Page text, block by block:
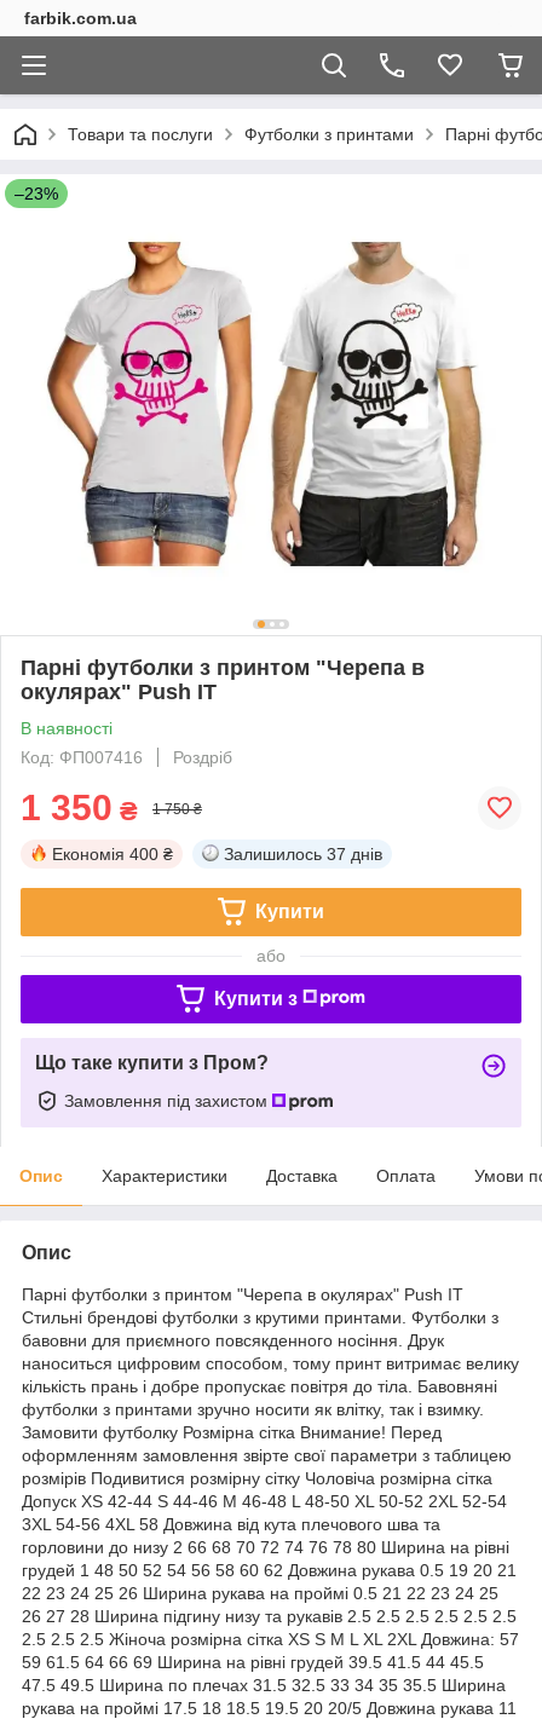
farbik.com.ua
Товари та послуги Футболки з принтами Парні
–23%
Парні футболки з принтом "Черепа в
окулярах" Push IT
В наявності
Код: ФП007416
Роздріб
1 350 ₴ 1 750 ₴
Економія 400 ₴ Залишилось 37 днів
Купити
або
Купити з
Що таке купити з Пром?
Замовлення під захистом
Опис Характеристики Доставка Оплата Умови
Опис
Парні футболки з принтом "Черепа в окулярах" Push IT
Стильні брендові футболки з крутими принтами. Футболки з
бавовни для приємного повсякденного носіння. Друк
наноситься цифровим способом, тому принт витримає велику
кількість прань і добре пропускає повітря до тіла. Бавовняні
футболки з принтами зручно носити як влітку, так і взимку.
Замовити футболку Розмірна сітка Внимание! Перед
оформленням замовлення звірте свої параметри з таблицею
розмірів Подивитися розмірну сітку Чоловіча розмірна сітка
Допуск XS 42-44 S 44-46 M 46-48 L 48-50 XL 50-52 2XL 52-54
3XL 54-56 4XL 58 Довжина від кута плечового шва та
горловини до низу 2 66 68 70 72 74 76 78 80 Ширина на рівні
грудей 1 48 50 52 54 56 58 60 62 Довжина рукава 0.5 19 20 21
22 23 24 25 26 Ширина рукава на проймі 0.5 21 22 23 24 25
26 27 28 Ширина підгину низу та рукавів 2.5 2.5 2.5 2.5 2.5 2.5
2.5 2.5 2.5 Жіноча розмірна сітка XS S M L XL 2XL Довжина: 57
59 61.5 64 66 69 Ширина на рівні грудей 39.5 41.5 44 45.5
47.5 49.5 Ширина по плечах 31.5 32.5 33 34 35 35.5 Ширина
рукава на проймі 17.5 18 18.5 19.5 20 20/5 Довжина рукава 11